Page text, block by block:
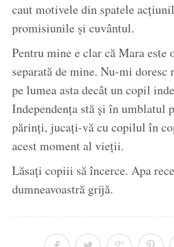
caut motivele din spatele
promisiunile și cuvântul.
Pentru mine e clar că Mara este
separată de mine. Nu-mi
pe lumea asta decât un copil
Independența stă și în umblatul
părinți, jucați-vă cu copilul în
acest moment al vieții.
Lăsați copiii să încerce. Apa
dumneavoastră grijă.